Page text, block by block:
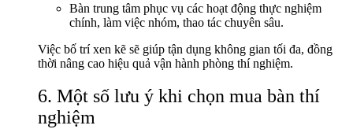
Bàn trung tâm phục vụ các hoạt động thực nghiệm
chính, làm việc nhóm, thao tác chuyên sâu.
Việc bố trí xen kẽ sẽ giúp tận dụng không gian tối đa, đồng
thời nâng cao hiệu quả vận hành phòng thí nghiệm.
6. Một số lưu ý khi chọn mua bàn thí
nghiệm